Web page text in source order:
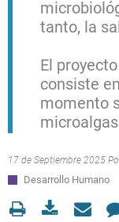
tanto, la
El
consiste
momento
microalgas
17 de Septiembre 2025
Desarrollo Humano